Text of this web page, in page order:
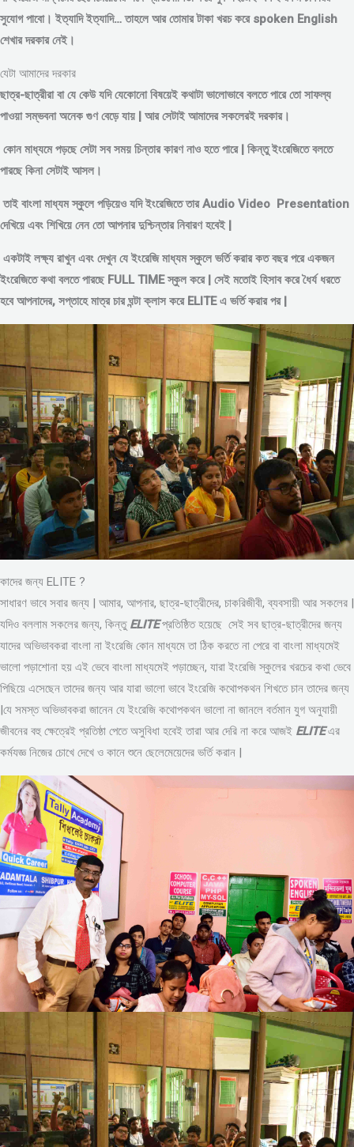
সুযোগ পাবো। ইত্যাদি ইত্যাদি… তাহলে আর তোমার টাকা খরচ করে spoken English
শেখার দরকার নেই।
যেটা আমাদের দরকার
ছাত্র-ছাত্রীরা বা যে কেউ যদি যেকোনো বিষয়েই কথাটা ভালোভাবে বলতে পারে তো সাফল্য
পাওয়া সম্ভবনা অনেক গুণ বেড়ে যায় | আর সেটাই আমাদের সকলেরই দরকার।
কোন মাধ্যমে পড়ছে সেটা সব সময় চিন্তার কারণ নাও হতে পারে | কিন্তু ইংরেজিতে বলতে
পারছে কিনা সেটাই আসল।
তাই বাংলা মাধ্যম স্কুলে পড়িয়েও যদি ইংরেজিতে তার Audio Video Presentation
দেখিয়ে এবং শিখিয়ে নেন তো আপনার দুশ্চিন্তার নিবারণ হবেই |
একটাই লক্ষ্য রাখুন এবং দেখুন যে ইংরেজি মাধ্যম স্কুলে ভর্তি করার কত বছর পরে একজন
ইংরেজিতে কথা বলতে পারছে FULL TIME স্কুল করে | সেই মতোই হিসাব করে ধৈর্য ধরতে
হবে আপনাদের, সপ্তাহে মাত্র চার ঘন্টা ক্লাস করে ELITE এ ভর্তি করার পর |
কাদের জন্য ELITE ?
সাধারণ ভাবে সবার জন্য | আমার, আপনার, ছাত্র-ছাত্রীদের, চাকরিজীবী, ব্যবসায়ী আর সকলের |
যদিও বললাম সকলের জন্য, কিন্তু ELITEপ্রতিষ্ঠিত হয়েছে সেই সব ছাত্র-ছাত্রীদের জন্য
যাদের অভিভাবকরা বাংলা না ইংরেজি কোন মাধ্যমে তা ঠিক করতে না পেরে বা বাংলা মাধ্যমেই
ভালো পড়াশোনা হয় এই ভেবে বাংলা মাধ্যমেই পড়াচ্ছেন, যারা ইংরেজি স্কুলের খরচের কথা ভেবে
পিছিয়ে এসেছেন তাদের জন্য আর যারা ভালো ভাবে ইংরেজি কথোপকথন শিখতে চান তাদের জন্য
|যে সমস্ত অভিভাবকরা জানেন যে ইংরেজি কথোপকথন ভালো না জানলে বর্তমান যুগ অনুযায়ী
জীবনের বহু ক্ষেত্রেই প্রতিষ্ঠা পেতে অসুবিধা হবেই তারা আর দেরি না করে আজই ELITEএর
কর্মযজ্ঞ নিজের চোখে দেখে ও কানে শুনে ছেলেমেয়েদের ভর্তি করান |